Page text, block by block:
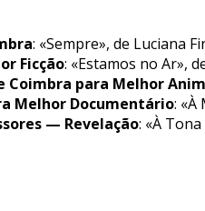
: «Sempre», de Luciana
Ficção: «Estamos no Ar»,
Coimbra para Melhor
Melhor Documentário: «À
— Revelação: «À